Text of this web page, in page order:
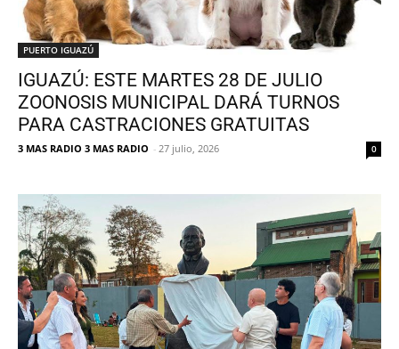
PUERTO IGUAZÚ
IGUAZÚ: ESTE MARTES 28 DE JULIO
ZOONOSIS MUNICIPAL DARÁ TURNOS
PARA CASTRACIONES GRATUITAS
3 MAS RADIO 3 MAS RADIO - 27 julio, 2026 0